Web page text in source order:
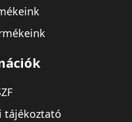
tájékoztató